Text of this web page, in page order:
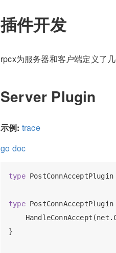
插件开发
rpcx为服务器和客户端定义了
Server Plugin
示例: trace
go doc
type PostConnAcceptPlugin
type PostConnAcceptPlugin
}